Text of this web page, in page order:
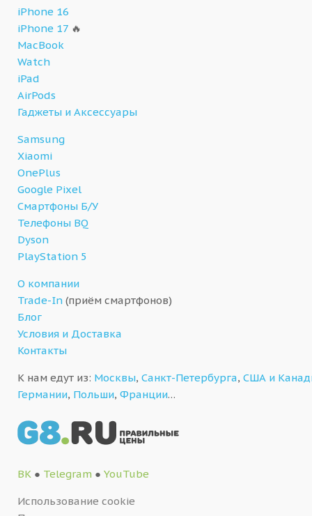
iPhone 16
iPhone 17 🔥
MacBook
Watch
iPad
AirPods
Гаджеты и Аксессуары
Samsung
Xiaomi
OnePlus
Google Pixel
Смартфоны Б/У
Телефоны BQ
Dyson
PlayStation 5
О компании
Trade-In (приём смартфонов)
Блог
Условия и Доставка
Контакты
К нам едут из: Москвы, Санкт-Петербурга, США и
Германии, Польши, Франции…
ВК ● Telegram ● YouTube
Использование cookie